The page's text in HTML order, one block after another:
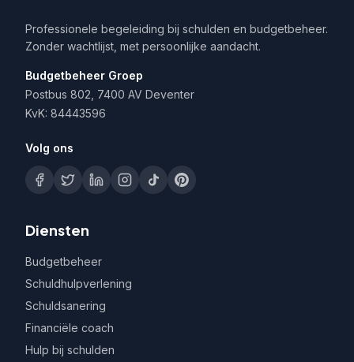
Professionele begeleiding bij schulden en budgetbeheer.
Zonder wachtlijst, met persoonlijke aandacht.
Budgetbeheer Groep
Postbus 802, 7400 AV Deventer
KvK: 84443596
Volg ons
Diensten
Budgetbeheer
Schuldhulpverlening
Schuldsanering
Financiële coach
Hulp bij schulden